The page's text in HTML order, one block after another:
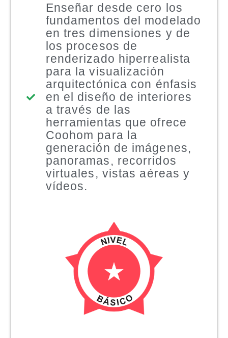
Enseñar desde cero los
fundamentos del modelado
en tres dimensiones y de
los procesos de
renderizado hiperrealista
para la visualización
arquitectónica con énfasis
en el diseño de interiores
a través de las
herramientas que ofrece
Coohom para la
generación de imágenes,
panoramas, recorridos
virtuales, vistas aéreas y
vídeos.